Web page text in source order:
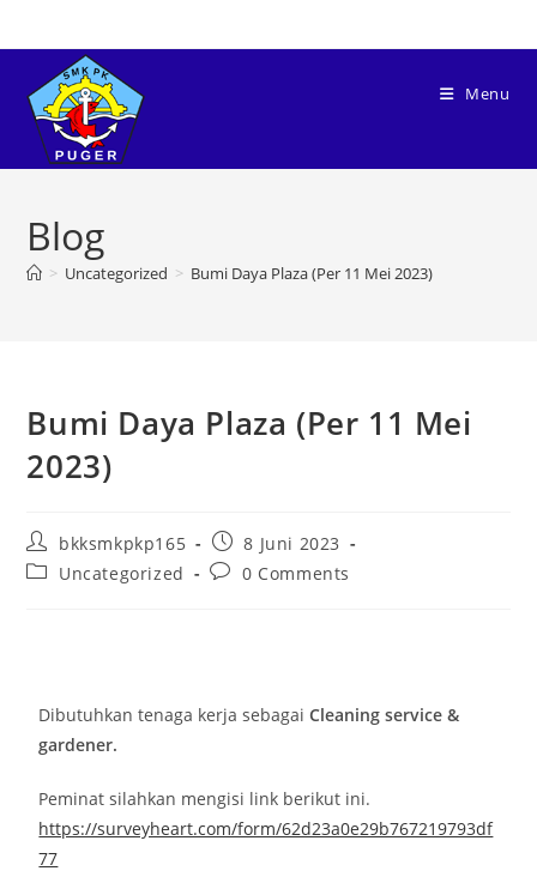
Menu
Blog
> Uncategorized > Bumi Daya Plaza (Per 11 Mei 2023)
Bumi Daya Plaza (Per 11 Mei
2023)
bkksmkpkp165
8 Juni 2023
Uncategorized
0 Comments
Dibutuhkan tenaga kerja sebagaiCleaning service &
gardener.
Peminat silahkan mengisi link berikut ini.
https://surveyheart.com/form/62d23a0e29b767219793df
77